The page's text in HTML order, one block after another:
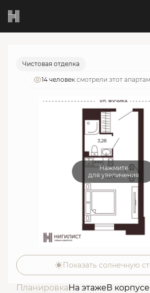
1-комнатный
Ипотека
Чистовая отделка
14 человек смотрели этот
Нажмите
для увеличения
Показать солнечную
ПланировкаНа этажеВ корпусе